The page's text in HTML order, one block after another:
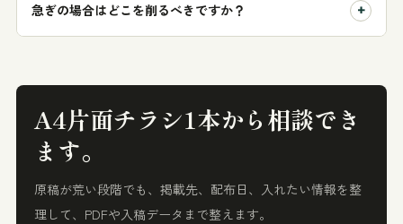
急ぎの場合はどこを削るべきですか？
A4片面チラシ1本から相談でき
ます。
原稿が荒い段階でも、掲載先、配布日、入れたい情報を整
理して、PDFや入稿データまで整えます。